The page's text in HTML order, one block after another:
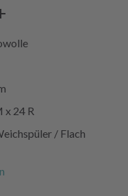
x 24 R
/ Flach